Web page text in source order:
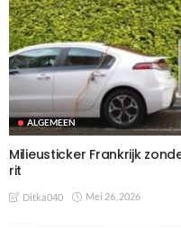
ALGEMEEN
Milieusticker Frankrijk
rit
Ditka040 Mei 26, 2026